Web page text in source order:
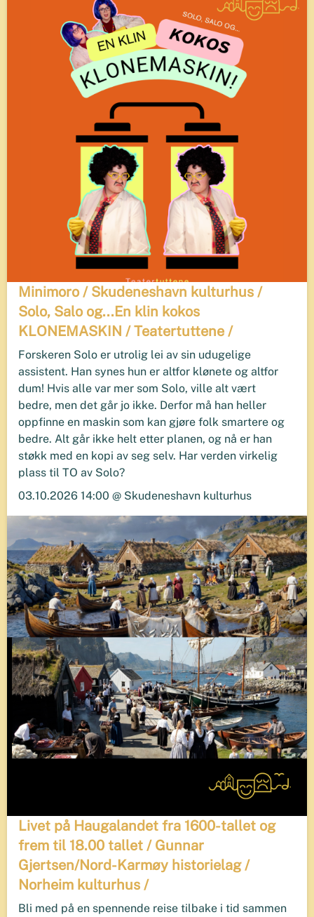
Minimoro / Skudeneshavn kulturhus /
Solo, Salo og...En klin kokos
KLONEMASKIN / Teatertuttene /
Forskeren Solo er utrolig lei av sin udugelige
assistent. Han synes hun er altfor klønete og altfor
dum! Hvis alle var mer som Solo, ville alt vært
bedre, men det går jo ikke. Derfor må han heller
oppfinne en maskin som kan gjøre folk smartere og
bedre. Alt går ikke helt etter planen, og nå er han
støkk med en kopi av seg selv. Har verden virkelig
plass til TO av Solo?
03.10.2026 14:00 @ Skudeneshavn kulturhus
Livet på Haugalandet fra 1600-tallet og
frem til 18.00 tallet / Gunnar
Gjertsen/Nord-Karmøy historielag /
Norheim kulturhus /
Bli med på en spennende reise tilbake i tid sammen